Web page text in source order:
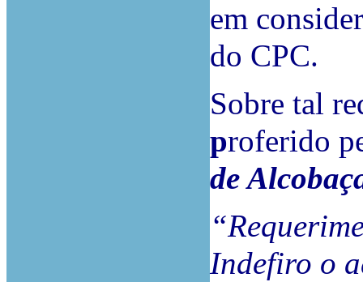
em
do CPC.
Sobre tal
proferido
de
Indefiro o